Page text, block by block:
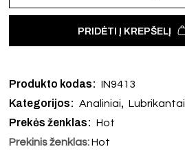
PRIDĖTI Į KREPŠELĮ
Produkto kodas: IN9413
Kategorijos: Analiniai, Lubrikantai
Prekės ženklas: Hot
Prekinis ženklas: Hot